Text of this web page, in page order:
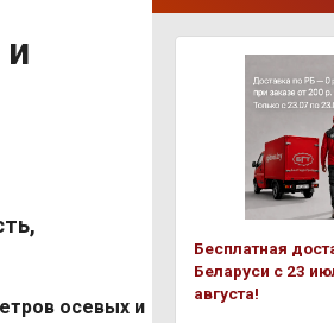
осевых и
Бесплатная
Беларуси с 23
августа!